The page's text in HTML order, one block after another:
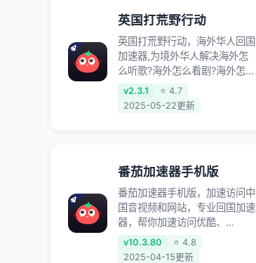
英国打荒野行动
英国打荒野行动，海外华人回国
加速器,为境外华人解决海外怎
么听歌?海外怎么看剧?海外怎么
玩游戏不卡等境外难题,全球回
国稳定国内节点,专业、流畅加
v2.3.1
⭐ 4.7
2025-05-22更新
番茄加速器手机版
番茄加速器手机版，加速访问中
国音视频和网站，专业回国加速
器，帮你加速访问优酷、
bilibili、腾讯视频、爱奇艺等，
加速国服游戏，例如原神、阴阳
v10.3.80
⭐ 4.8
2025-04-15更新